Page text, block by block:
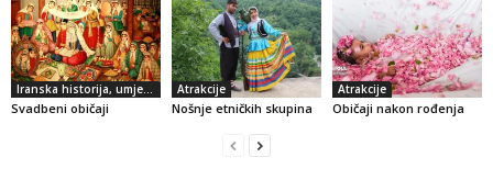
Iranska historija, umjetnost i kultura
Svadbeni običaji
Atrakcije
Nošnje etničkih skupina
Atrakcije
Običaji nakon rođenja